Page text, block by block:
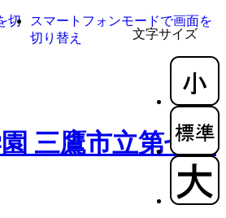
文字サイズ
切
スマートフォンモードで画面を
切り替え
三鷹市立第七中